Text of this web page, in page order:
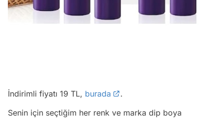
İndirimli fiyatı 19 TL, burada
.
Senin için seçtiğim her renk ve marka dip boya